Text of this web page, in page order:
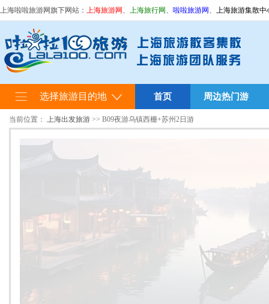
上海啦啦旅游网旗下网站： 上海旅游网 、 上海旅行网 、 啦啦旅游网 、 上海旅游集散中
选择旅游目的地 首页 周边热门游
当前位置： 上海出发旅游 >> B09夜游乌镇西栅+苏州2日游